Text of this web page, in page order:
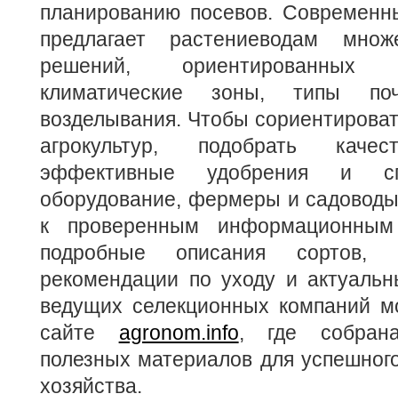
планированию посевов.
предлагает растениеводам
решений,
климатические зоны, типы
возделывания. Чтобы
агрокультур, подобрать
эффективные удобрения и
оборудование, фермеры и
к проверенным
подробные описания сортов,
рекомендации по уходу и
ведущих селекционных компаний
сайте agronom.info, где
полезных материалов для
хозяйства.